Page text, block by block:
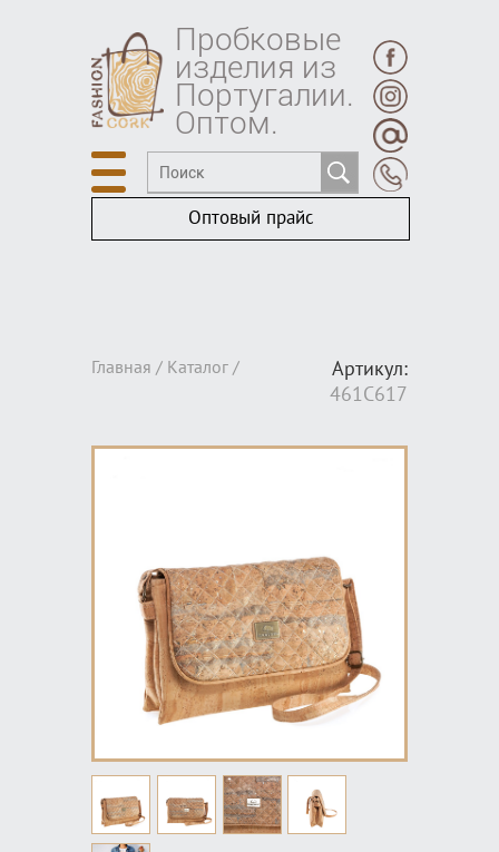
Пробковые
изделия из
Португалии.
Оптом.
Оптовый прайс
Главная / Каталог /
Артикул:
461C617